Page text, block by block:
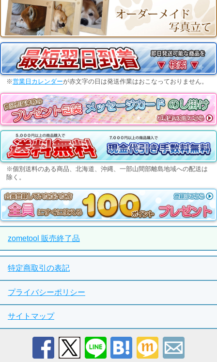
※営業日カレンダーが赤文字の日は発送作業はおこなっておりません。
※個別送料のある商品、北海道、沖縄、一部山間部離島地域への配送は
除く。
zometool 販売終了品
特定商取引の表記
プライバシーポリシー
サイトマップ